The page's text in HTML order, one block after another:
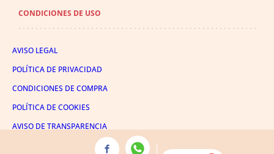
CONDICIONES DE USO
AVISO LEGAL
POLÍTICA DE PRIVACIDAD
CONDICIONES DE COMPRA
POLÍTICA DE COOKIES
AVISO DE TRANSPARENCIA
ADMINISTRACIÓN UTIQ